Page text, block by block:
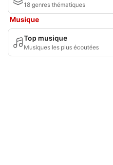
18 genres thématiques
Musique
Top musique
Musiques les plus écoutées